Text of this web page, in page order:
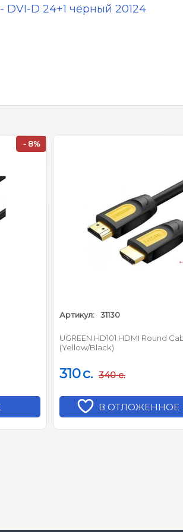
DVI-D 24+1 чёрный 20124
- 8%
Артикул: 31130
UGREEN HD101 HDMI Round
(Yellow/Black)
310c. 340 c.
В ОТЛОЖЕННОЕ